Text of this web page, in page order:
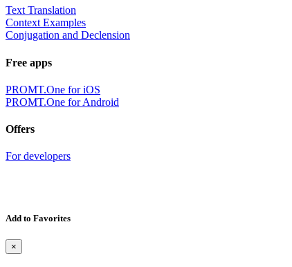
Text Translation
Context Examples
Conjugation and Declension
Free apps
PROMT.One for iOS
PROMT.One for Android
Offers
For developers
Add to Favorites
×